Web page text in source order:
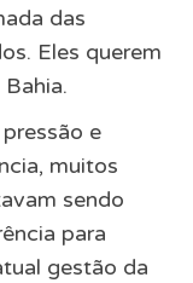
das
Eles querem
e
muitos
sendo
para
gestão da